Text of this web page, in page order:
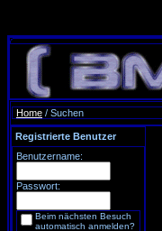
Home / Suchen
Registrierte Benutzer
Benutzername:
Passwort:
Beim nächsten Besuch
automatisch anmelden?